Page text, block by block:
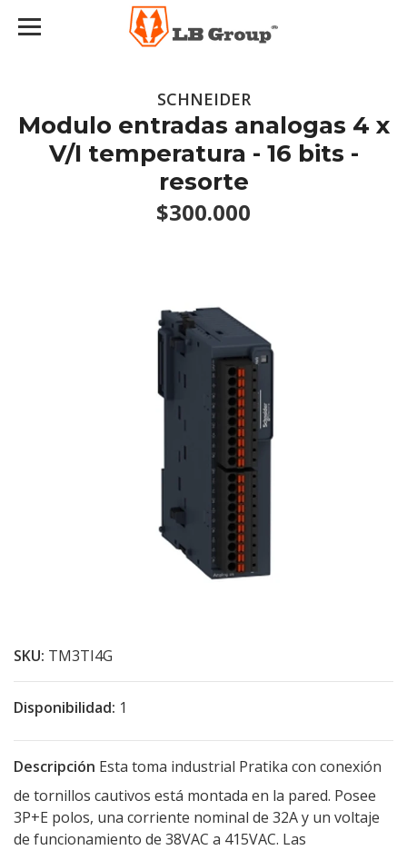
SCHNEIDER
Modulo entradas analogas 4 x
V/I temperatura - 16 bits -
resorte
$300.000
SKU: TM3TI4G
Disponibilidad: 1
Descripción Esta toma industrial Pratika con conexión
de tornillos cautivos está montada en la pared. Posee
3P+E polos, una corriente nominal de 32A y un voltaje
de funcionamiento de 38VAC a 415VAC. Las